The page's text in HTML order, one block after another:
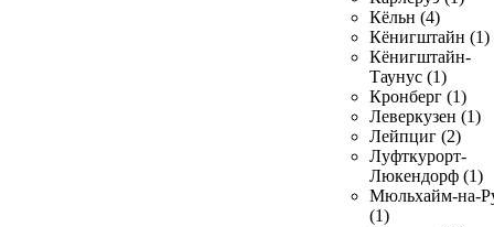
Кёльн (4)
Кёнигштайн (1)
Кёнигштайн-
Таунус (1)
Кронберг (1)
Леверкузен (1)
Лейпциг (2)
Луфткурорт-
Люкендорф (1)
Мюльхайм-на-
(1)